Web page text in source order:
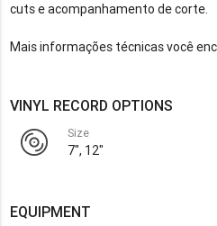
cuts e acompanhamento de corte.
Mais informações técnicas você
VINYL RECORD OPTIONS
Size
7", 12"
EQUIPMENT